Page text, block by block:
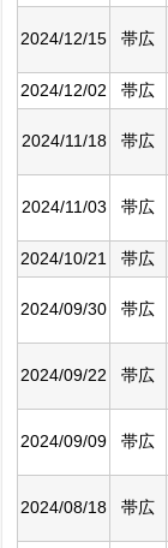
2024/12/15 帯広
2024/12/02 帯広
2024/11/18 帯広
2024/11/03 帯広
2024/10/21 帯広
2024/09/30 帯広
2024/09/22 帯広
2024/09/09 帯広
2024/08/18 帯広